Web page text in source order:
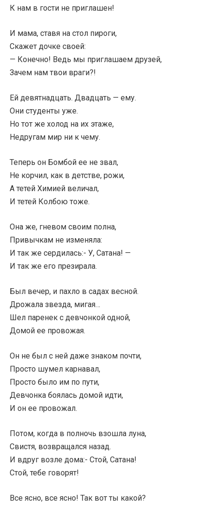
К нам в гости не приглашен!
И мама, ставя на стол пироги,
Скажет дочке своей:
— Конечно! Ведь мы приглашаем друзей,
Зачем нам твои враги?!
Ей девятнадцать. Двадцать — ему.
Они студенты уже.
Но тот же холод на их этаже,
Недругам мир ни к чему.
Теперь он Бомбой ее не звал,
Не корчил, как в детстве, рожи,
А тетей Химией величал,
И тетей Колбою тоже.
Она же, гневом своим полна,
Привычкам не изменяла:
И так же сердилась:- У, Сатана! —
И так же его презирала.
Был вечер, и пахло в садах весной.
Дрожала звезда, мигая…
Шел паренек с девчонкой одной,
Домой ее провожая.
Он не был с ней даже знаком почти,
Просто шумел карнавал,
Просто было им по пути,
Девчонка боялась домой идти,
И он ее провожал.
Потом, когда в полночь взошла луна,
Свистя, возвращался назад.
И вдруг возле дома:- Стой, Сатана!
Стой, тебе говорят!
Все ясно, все ясно! Так вот ты какой?